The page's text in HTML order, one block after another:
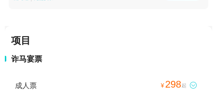
项目
诈马宴票
成人票 ¥ 298起 